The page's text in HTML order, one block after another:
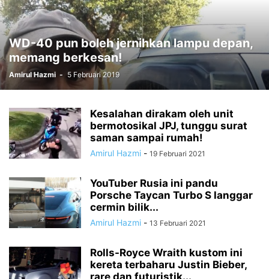
WD-40 pun boleh jernihkan lampu depan,
memang berkesan!
Amirul Hazmi - 5 Februari 2019
Kesalahan dirakam oleh unit
bermotosikal JPJ, tunggu surat
saman sampai rumah!
Amirul Hazmi - 19 Februari 2021
YouTuber Rusia ini pandu
Porsche Taycan Turbo S langgar
cermin bilik...
Amirul Hazmi - 13 Februari 2021
Rolls-Royce Wraith kustom ini
kereta terbaharu Justin Bieber,